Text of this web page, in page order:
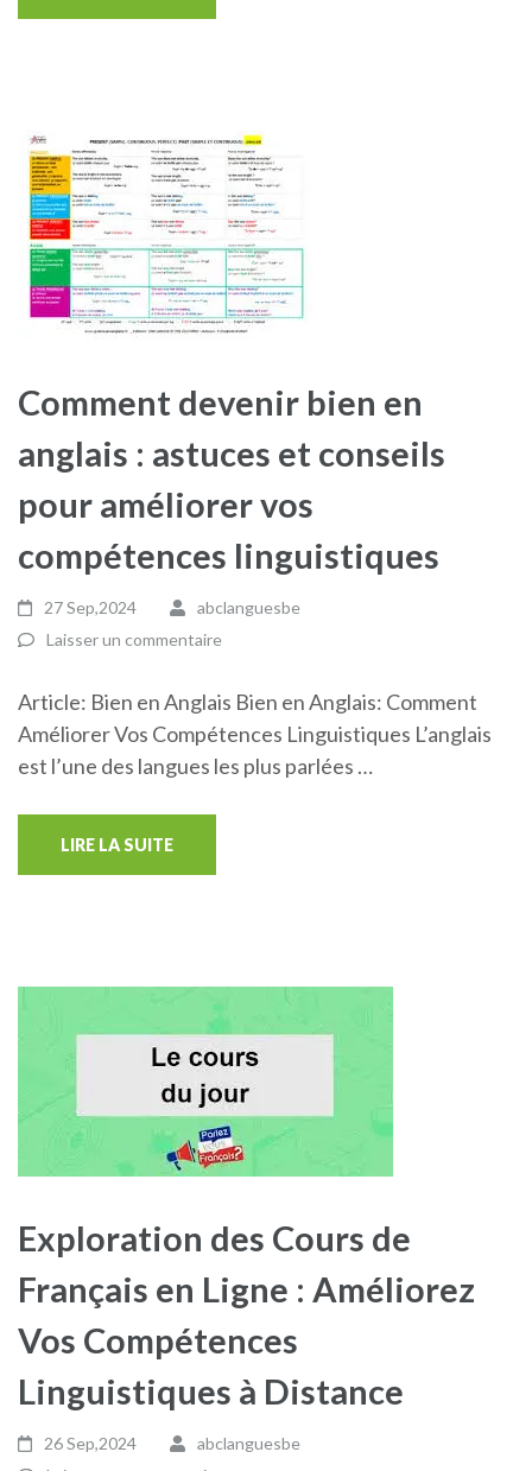
Comment devenir bien en
anglais : astuces et conseils
pour améliorer vos
compétences linguistiques
27 Sep,2024
abclanguesbe
Laisser un commentaire
Article: Bien en Anglais Bien en Anglais: Comment
Améliorer Vos Compétences Linguistiques L’anglais
est l’une des langues les plus parlées …
LIRE LA SUITE
Exploration des Cours de
Français en Ligne : Améliorez
Vos Compétences
Linguistiques à Distance
26 Sep,2024
abclanguesbe